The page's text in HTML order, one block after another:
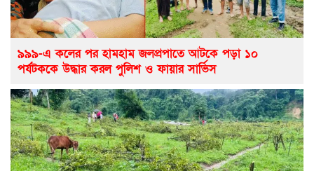
৯৯৯-এ কলের পর হামহাম জলপ্রপাতে আটকে পড়া ১০
পর্যটককে উদ্ধার করল পুলিশ ও ফায়ার সার্ভিস